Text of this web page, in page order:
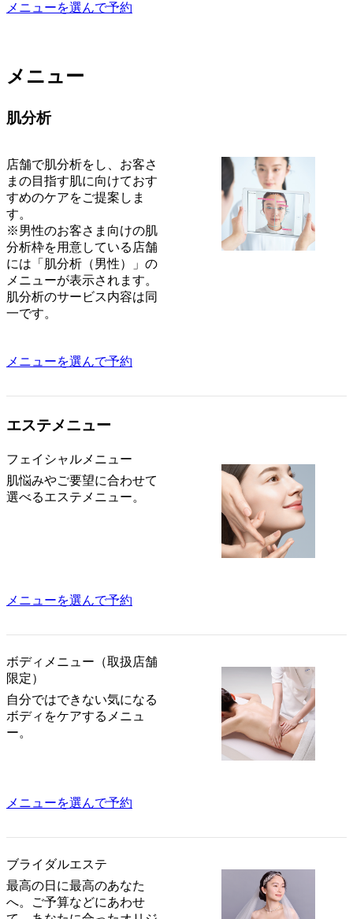
メニューを選んで予約
メニュー
肌分析
店舗で肌分析をし、お客さ
まの目指す肌に向けておす
すめのケアをご提案しま
す。
※男性のお客さま向けの肌
分析枠を用意している店舗
には「肌分析（男性）」の
メニューが表示されます。
肌分析のサービス内容は同
一です。
メニューを選んで予約
エステメニュー
フェイシャルメニュー
肌悩みやご要望に合わせて
選べるエステメニュー。
メニューを選んで予約
ボディメニュー（取扱店舗
限定）
自分ではできない気になる
ボディをケアするメニュ
ー。
メニューを選んで予約
ブライダルエステ
最高の日に最高のあなた
へ。ご予算などにあわせ